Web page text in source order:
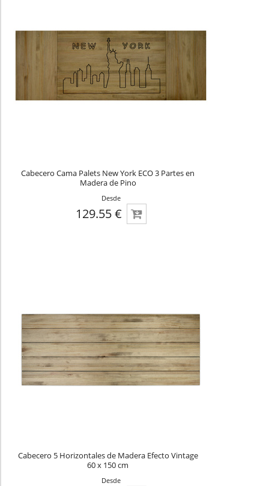
Cabecero Cama Palets New York ECO 3 Partes en
Madera de Pino
Desde
129.55 €
Cabecero 5 Horizontales de Madera Efecto Vintage
60 x 150 cm
Desde